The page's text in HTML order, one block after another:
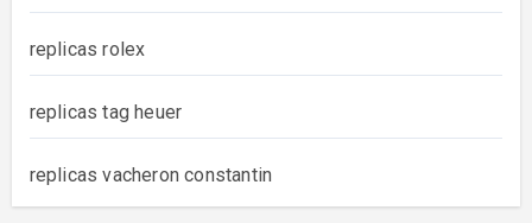
replicas rolex
replicas tag heuer
replicas vacheron constantin